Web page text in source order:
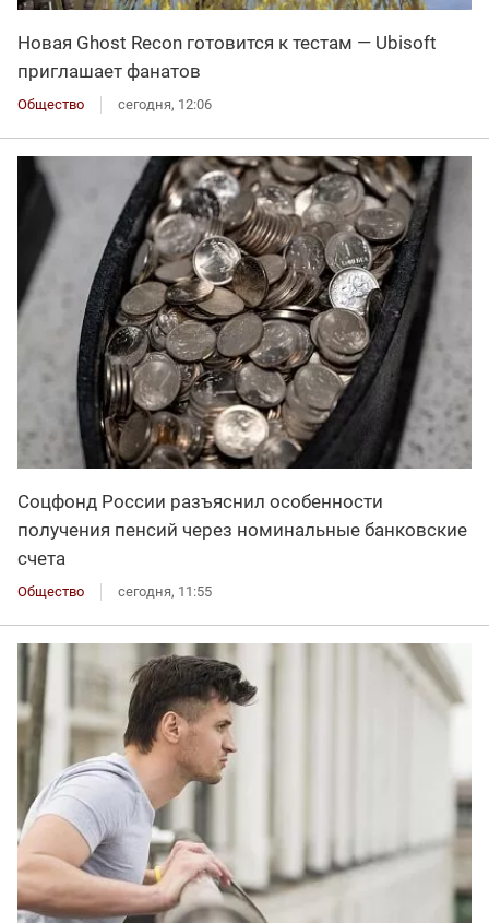
Новая Ghost Recon готовится к тестам — Ubisoft
приглашает фанатов
Общество сегодня, 12:06
Соцфонд России разъяснил особенности
получения пенсий через номинальные банковские
счета
Общество сегодня, 11:55